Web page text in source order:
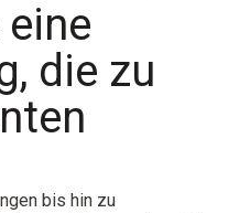
die zu
bis hin zu